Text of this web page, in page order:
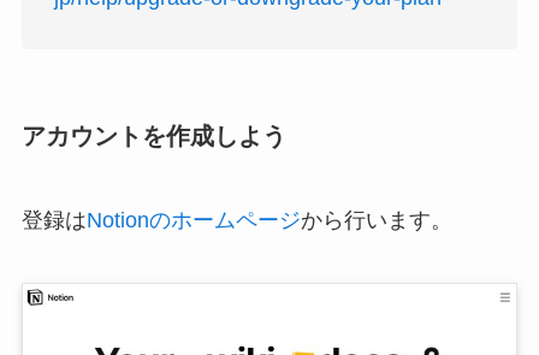
アカウントを作成しよう
登録はNotionのホームページから行います。